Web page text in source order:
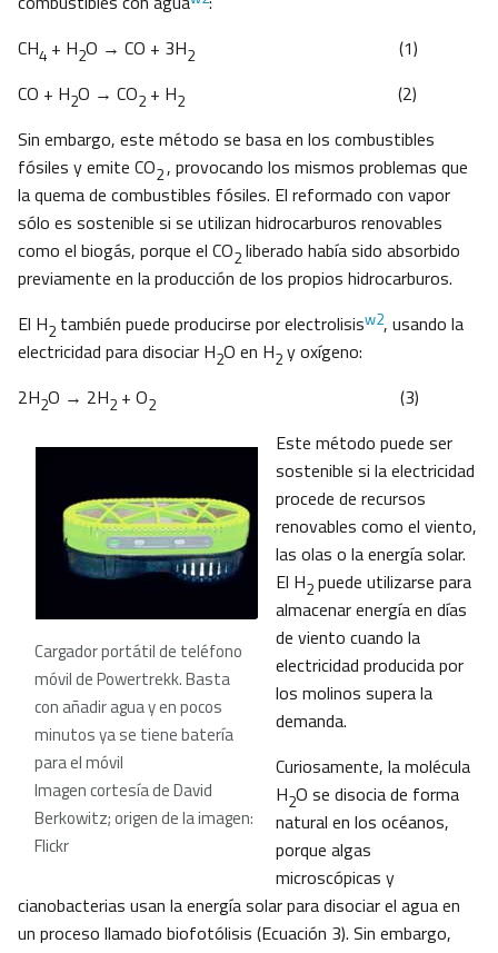
CH4 + H2O → CO + 3H2 (1)
CO + H2O → CO2 + H2 (2)
Sin embargo, este método se basa en los combustibles
fósiles y emite CO2, provocando los mismos problemas que
la quema de combustibles fósiles. El reformado con vapor
sólo es sostenible si se utilizan hidrocarburos renovables
como el biogás, porque el CO2 liberado había sido absorbido
previamente en la producción de los propios hidrocarburos.
El H2 también puede producirse por electrolisisw2, usando la
electricidad para disociar H2O en H2 y oxígeno:
2H2O → 2H2 + O2 (3)
Cargador portátil de teléfono
móvil de Powertrekk. Basta
con añadir agua y en pocos
minutos ya se tiene batería
para el móvil
Imagen cortesía de David
Berkowitz; origen de la imagen:
Flickr
Este método puede ser
sostenible si la electricidad
procede de recursos
renovables como el viento,
las olas o la energía solar.
El H2 puede utilizarse para
almacenar energía en días
de viento cuando la
electricidad producida por
los molinos supera la
demanda.
Curiosamente, la molécula
H2O se disocia de forma
natural en los océanos,
porque algas
microscópicas y
cianobacterias usan la energía solar para disociar el agua en
un proceso llamado biofotólisis (Ecuación 3). Sin embargo,